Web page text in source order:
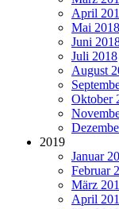
April
Mai 2018
Juni
Juli 2018
August
Oktober
2019
Januar
Februar
März
April